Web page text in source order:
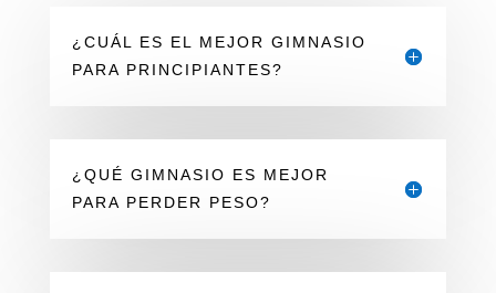
¿CUÁL ES EL MEJOR GIMNASIO
PARA PRINCIPIANTES?
¿QUÉ GIMNASIO ES MEJOR
PARA PERDER PESO?